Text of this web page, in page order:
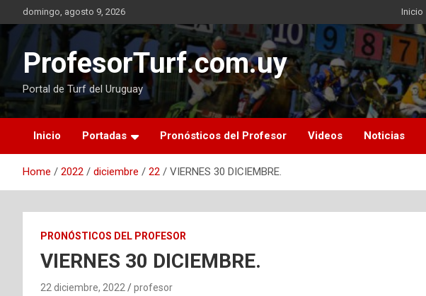
to
content
domingo, agosto 9, 2026 Inicio
ProfesorTurf.com.uy
Portal de Turf del Uruguay
Inicio Portadas Pronósticos del Profesor Videos Noticias
Home 2022 diciembre 22 VIERNES 30 DICIEMBRE.
PRONÓSTICOS DEL PROFESOR
VIERNES 30 DICIEMBRE.
22 diciembre, 2022 profesor